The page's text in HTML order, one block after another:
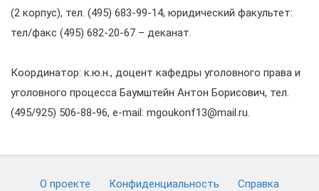
(2 корпус), тел. (495) 683-99-14, юридический факультет:
тел/факс (495) 682-20-67 – деканат.
Координатор: к.ю.н., доцент кафедры уголовного права и
уголовного процесса Баумштейн Антон Борисович, тел.
(495/925) 506-88-96, e-mail: mgoukonf13@mail.ru.
О проекте Конфиденциальность
Cправка